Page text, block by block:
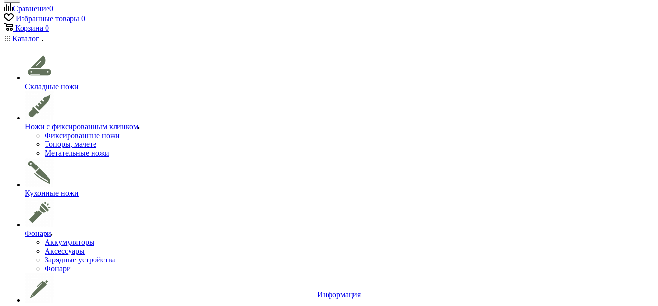
Сравнение0
Избранные товары 0
Корзина 0
Каталог
Складные ножи
Ножи с фиксированным клинком
Фиксированные ножи
Топоры, мачете
Метательные ножи
Кухонные ножи
Фонари
Аккумуляторы
Аксессуары
Зарядные устройства
Фонари
Информация